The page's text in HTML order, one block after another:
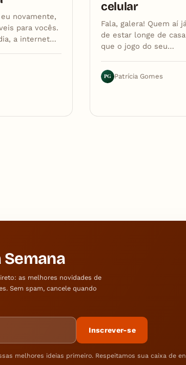
novamente,
para vocês.
a internet…
celular
Fala, galera! Quem aí
de estar longe de
que o jogo do seu…
PG Patrícia Gomes
Semana
as melhores novidades de
Sem spam, cancele quando
Inscrever-se
melhores ideias primeiro. Respeitamos sua caixa de